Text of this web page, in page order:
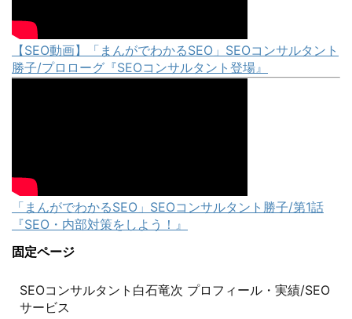
【SEO動画】「まんがでわかるSEO」SEOコンサルタント
勝子/プロローグ『SEOコンサルタント登場』
「まんがでわかるSEO」SEOコンサルタント勝子/第1話
『SEO・内部対策をしよう！』
固定ページ
SEOコンサルタント白石竜次 プロフィール・実績/SEO
サービス